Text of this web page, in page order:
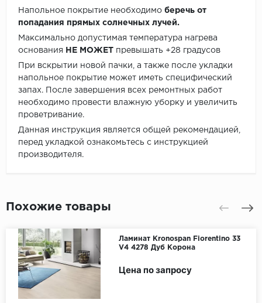
Напольное покрытие необходимо беречь от
попадания прямых солнечных лучей.
Максимально допустимая температура нагрева
основания
НЕ МОЖЕТ превышать +28 градусов
При вскрытии новой пачки, а также после укладки
напольное покрытие может иметь специфический
запах. После завершения всех ремонтных работ
необходимо провести влажную уборку и увеличить
проветривание.
Данная инструкция является общей рекомендацией,
перед укладкой ознакомьтесь с инструкцией
производителя.
Похожие товары
Ламинат Kronospan Fiorentino 33
V4 4278 Дуб Корона
Цена по запросу